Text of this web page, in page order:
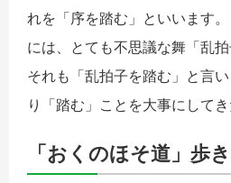
れを「序を踏む」といいます
には、とても不思議な舞「乱拍
それも「乱拍子を踏む」と言
り「踏む」ことを大事にしてき
「おくのほそ道」歩き